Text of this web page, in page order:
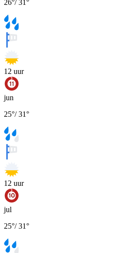
26°/31°
12 uur
jun
25°/31°
12 uur
jul
25°/31°